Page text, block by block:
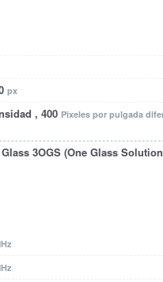
px
, 400 Pixeles por pulgada
3OGS (One Glass